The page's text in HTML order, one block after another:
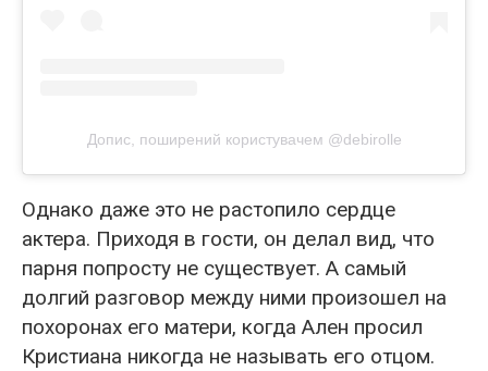
Допис, поширений користувачем @debirolle
Однако даже это не растопило сердце
актера. Приходя в гости, он делал вид, что
парня попросту не существует. А самый
долгий разговор между ними произошел на
похоронах его матери, когда Ален просил
Кристиана никогда не называть его отцом.